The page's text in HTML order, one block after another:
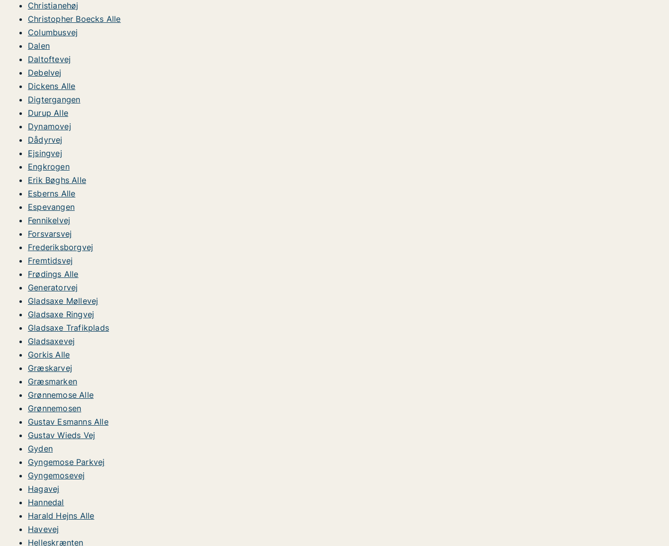
Christianehøj
Christopher Boecks Alle
Columbusvej
Dalen
Daltoftevej
Debelvej
Dickens Alle
Digtergangen
Durup Alle
Dynamovej
Dådyrvej
Ejsingvej
Engkrogen
Erik Bøghs Alle
Esberns Alle
Espevangen
Fennikelvej
Forsvarsvej
Frederiksborgvej
Fremtidsvej
Frødings Alle
Generatorvej
Gladsaxe Møllevej
Gladsaxe Ringvej
Gladsaxe Trafikplads
Gladsaxevej
Gorkis Alle
Græskarvej
Græsmarken
Grønnemose Alle
Grønnemosen
Gustav Esmanns Alle
Gustav Wieds Vej
Gyden
Gyngemose Parkvej
Gyngemosevej
Hagavej
Hannedal
Harald Hejns Alle
Havevej
Helleskrænten